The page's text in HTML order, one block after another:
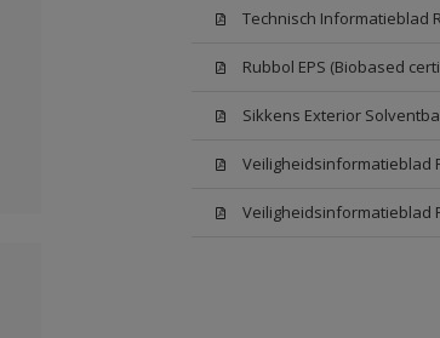
Technisch Informatieblad
Rubbol EPS (Biobased
Sikkens Exterior
Veiligheidsinformatieblad
Veiligheidsinformatieblad